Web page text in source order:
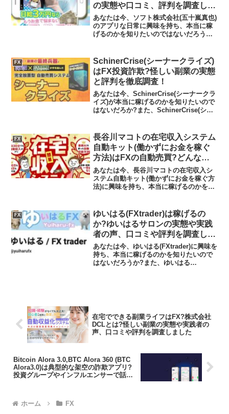
の実態や口コミ、評判を調査しま
した
あなたは今、ソフト株式会社(五十嵐真也)
のアプリな日常に興味を持ち、本当に稼
げるのかを知りたいのではないだろうか?
ろうか？答えを言うと、稼げる可能性は
低くおすすめできま...
FX
SchinerCrise(シーナークライズ)
はFX投資詐欺?怪しい副業の実態
と評判を徹底調査！
あなたは今、SchinerCrise(シーナークラ
イズ)が本当に稼げるのかを知りたいので
はないだろか?また、SchinerCrise(シー
か？答えを言うと、初心者が大き...
FX
長谷川マコトの在宅収入システム
自動キット(働かずにお金を稼ぐ
方法)はFXの自動売買?どんな内
容?副業の実態や実践者の声、口
コミや評判を調査しました
あなたは今、長谷川マコトの在宅収入シ
ステム自動キット(働かずにお金を稼ぐ方
法)に興味を持ち、本当に稼げるのかを知
なのかを調べようとしているのではない
だろうか？答えを言...
FX
ゆいはる(FXtrader)は稼げるの
か?ゆいはるサロンの実態や実践
者の声、口コミや評判を調査しま
した
あなたは今、ゆいはる(FXtrader)に興味を
持ち、本当に稼げるのかを知りたいので
はないだろうか?また、ゆいはる
在宅でできる副業ライフはFX?株式会社
DCLとは?怪しい副業の実態や実践者の
声、口コミや評判を調査しました
Bitcoin Alora 3.0,BTC Alora 360 (BTC
Alora3.0)は典型的な架空の詐欺アプリ?
投資グループやインフルエンサーで話題?
ホーム
FX